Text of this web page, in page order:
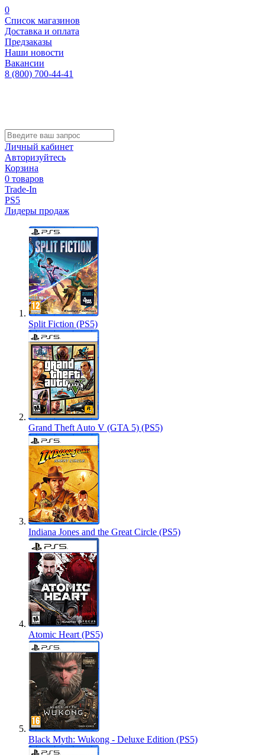
0
Список магазинов
Доставка и оплата
Предзаказы
Наши новости
Вакансии
8 (800) 700-44-41
Личный кабинет
Авторизуйтесь
Корзина
0 товаров
Trade-In
PS5
Лидеры продаж
Split Fiction (PS5)
Grand Theft Auto V (GTA 5) (PS5)
Indiana Jones and the Great Circle (PS5)
Atomic Heart (PS5)
Black Myth: Wukong - Deluxe Edition (PS5)